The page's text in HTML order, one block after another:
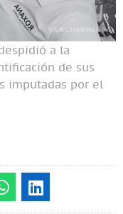
a la
de sus
imputadas por el